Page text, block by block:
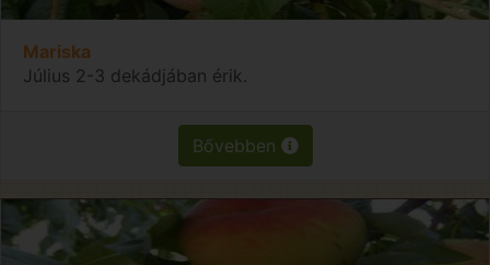
Mariska
Július 2-3 dekádjában érik.
Bővebben